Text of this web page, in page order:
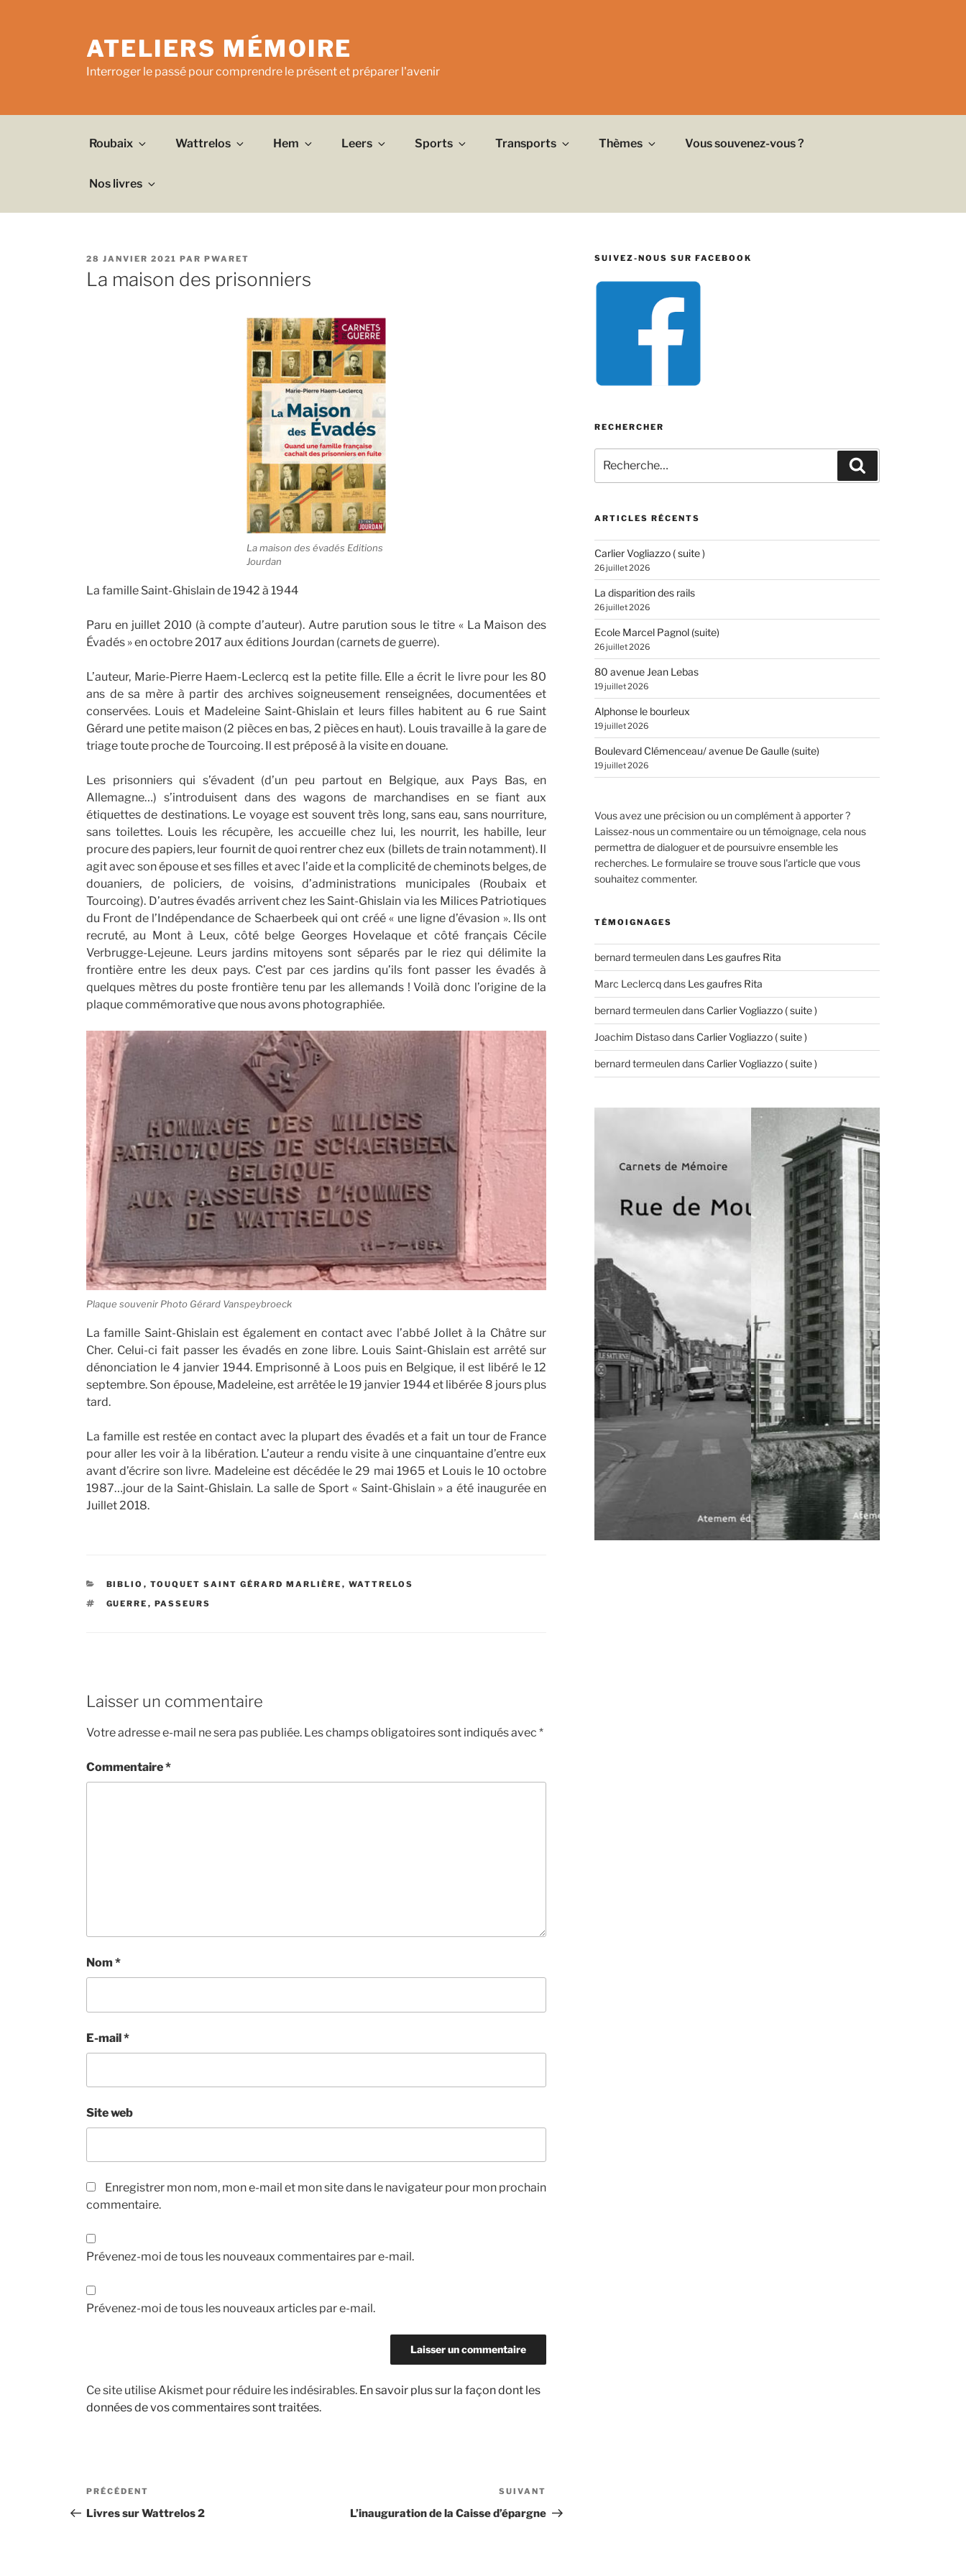
ATELIERS MÉMOIRE
Interroger le passé pour comprendre le présent et préparer l'avenir
Roubaix Wattrelos Hem Leers Sports Transports Thèmes Vous souvenez-vous ?
Nos livres
PUBLIÉ
LE
28 JANVIER 2021 PAR PWARET
La maison des prisonniers
La maison des évadés Editions
Jourdan
La famille Saint-Ghislain de 1942 à 1944
Paru en juillet 2010 (à compte d’auteur). Autre parution sous le titre « La Maison des
Évadés » en octobre 2017 aux éditions Jourdan (carnets de guerre).
L’auteur, Marie-Pierre Haem-Leclercq est la petite fille. Elle a écrit le livre pour les 80
ans de sa mère à partir des archives soigneusement renseignées, documentées et
conservées. Louis et Madeleine Saint-Ghislain et leurs filles habitent au 6 rue Saint
Gérard une petite maison (2 pièces en bas, 2 pièces en haut). Louis travaille à la gare de
triage toute proche de Tourcoing. Il est préposé à la visite en douane.
Les prisonniers qui s’évadent (d’un peu partout en Belgique, aux Pays Bas, en
Allemagne…) s’introduisent dans des wagons de marchandises en se fiant aux
étiquettes de destinations. Le voyage est souvent très long, sans eau, sans nourriture,
sans toilettes. Louis les récupère, les accueille chez lui, les nourrit, les habille, leur
procure des papiers, leur fournit de quoi rentrer chez eux (billets de train notamment). Il
agit avec son épouse et ses filles et avec l’aide et la complicité de cheminots belges, de
douaniers, de policiers, de voisins, d’administrations municipales (Roubaix et
Tourcoing). D’autres évadés arrivent chez les Saint-Ghislain via les Milices Patriotiques
du Front de l’Indépendance de Schaerbeek qui ont créé « une ligne d’évasion ». Ils ont
recruté, au Mont à Leux, côté belge Georges Hovelaque et côté français Cécile
Verbrugge-Lejeune. Leurs jardins mitoyens sont séparés par le riez qui délimite la
frontière entre les deux pays. C’est par ces jardins qu’ils font passer les évadés à
quelques mètres du poste frontière tenu par les allemands ! Voilà donc l’origine de la
plaque commémorative que nous avons photographiée.
Plaque souvenir Photo Gérard Vanspeybroeck
La famille Saint-Ghislain est également en contact avec l’abbé Jollet à la Châtre sur
Cher. Celui-ci fait passer les évadés en zone libre. Louis Saint-Ghislain est arrêté sur
dénonciation le 4 janvier 1944. Emprisonné à Loos puis en Belgique, il est libéré le 12
septembre. Son épouse, Madeleine, est arrêtée le 19 janvier 1944 et libérée 8 jours plus
tard.
La famille est restée en contact avec la plupart des évadés et a fait un tour de France
pour aller les voir à la libération. L’auteur a rendu visite à une cinquantaine d’entre eux
avant d’écrire son livre. Madeleine est décédée le 29 mai 1965 et Louis le 10 octobre
1987…jour de la Saint-Ghislain. La salle de Sport « Saint-Ghislain » a été inaugurée en
Juillet 2018.
CATÉGORIES
BIBLIO , TOUQUET SAINT GÉRARD MARLIÈRE , WATTRELOS
ÉTIQUETTES
GUERRE , PASSEURS
Laisser un commentaire
Votre adresse e-mail ne sera pas publiée. Les champs obligatoires sont indiqués avec *
Commentaire*
Nom *
E-mail*
Site web
Enregistrer mon nom, mon e-mail et mon site dans le navigateur pour mon prochain
commentaire.
Prévenez-moi de tous les nouveaux commentaires par e-mail.
Prévenez-moi de tous les nouveaux articles par e-mail.
Ce site utilise Akismet pour réduire les indésirables. En savoir plus sur la façon dont les
données de vos commentaires sont traitées.
Navigation
de
Article
précédent
PRÉCÉDENT
Livres sur Wattrelos 2
suivant
SUIVANT
L’inauguration de la Caisse d’épargne
SUIVEZ-NOUS SUR FACEBOOK
RECHERCHER
pour
:
ARTICLES RÉCENTS
Carlier Vogliazzo ( suite )
26 juillet 2026
La disparition des rails
26 juillet 2026
Ecole Marcel Pagnol (suite)
26 juillet 2026
80 avenue Jean Lebas
19 juillet 2026
Alphonse le bourleux
19 juillet 2026
Boulevard Clémenceau/ avenue De Gaulle (suite)
19 juillet 2026
Vous avez une précision ou un complément à apporter ?
Laissez-nous un commentaire ou un témoignage, cela nous
permettra de dialoguer et de poursuivre ensemble les
recherches. Le formulaire se trouve sous l'article que vous
souhaitez commenter.
TÉMOIGNAGES
bernard termeulendans Les gaufres Rita
Marc Leclercqdans Les gaufres Rita
bernard termeulendans Carlier Vogliazzo ( suite )
Joachim Distasodans Carlier Vogliazzo ( suite )
bernard termeulendans Carlier Vogliazzo ( suite )